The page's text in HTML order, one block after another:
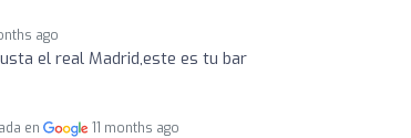
ago
el real Madrid,este es tu bar
en 11 months ago